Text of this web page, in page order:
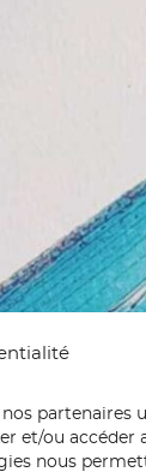
partenaires
et/ou accéder
nous